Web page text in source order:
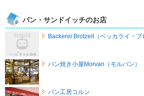
パン・サンドイッチのお店
Backerei Brotzeit（ベッカライ・ブ
パン焼き小屋Morvan（モルバン）
パン工房コルン